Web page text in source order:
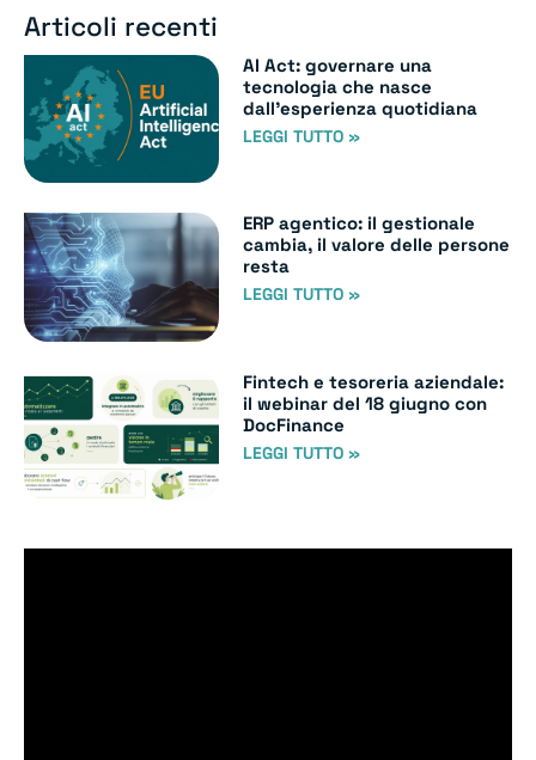
Articoli recenti
AI Act: governare una
tecnologia che nasce
dall’esperienza quotidiana
LEGGI TUTTO »
ERP agentico: il gestionale
cambia, il valore delle persone
resta
LEGGI TUTTO »
Fintech e tesoreria aziendale:
il webinar del 18 giugno con
DocFinance
LEGGI TUTTO »